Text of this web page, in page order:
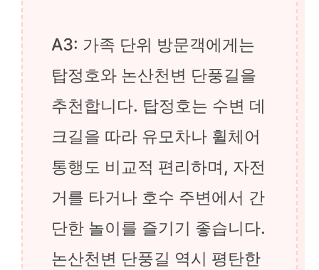
A3: 가족 단위 방문객에게는
탑정호와 논산천변 단풍길을
추천합니다. 탑정호는 수변 데
크길을 따라 유모차나 휠체어
통행도 비교적 편리하며, 자전
거를 타거나 호수 주변에서 간
단한 놀이를 즐기기 좋습니다.
논산천변 단풍길 역시 평탄한